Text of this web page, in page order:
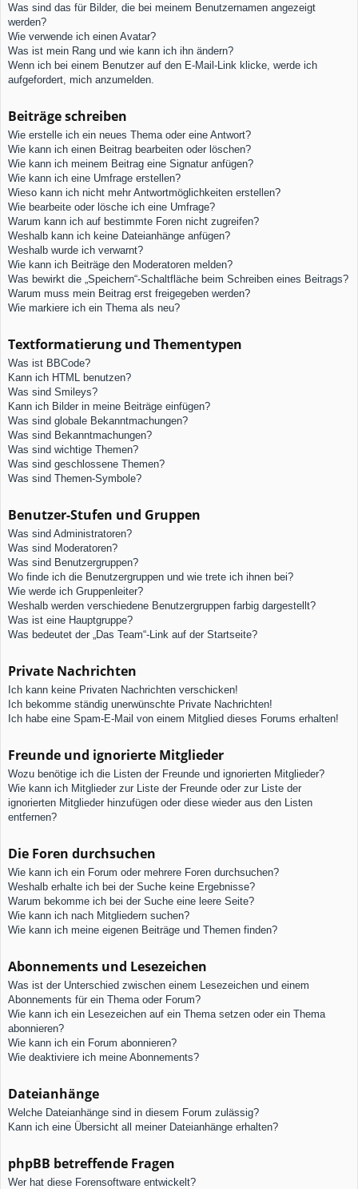
Was sind das für Bilder, die bei meinem Benutzernamen angezeigt
werden?
Wie verwende ich einen Avatar?
Was ist mein Rang und wie kann ich ihn ändern?
Wenn ich bei einem Benutzer auf den E-Mail-Link klicke, werde ich
aufgefordert, mich anzumelden.
Beiträge schreiben
Wie erstelle ich ein neues Thema oder eine Antwort?
Wie kann ich einen Beitrag bearbeiten oder löschen?
Wie kann ich meinem Beitrag eine Signatur anfügen?
Wie kann ich eine Umfrage erstellen?
Wieso kann ich nicht mehr Antwortmöglichkeiten erstellen?
Wie bearbeite oder lösche ich eine Umfrage?
Warum kann ich auf bestimmte Foren nicht zugreifen?
Weshalb kann ich keine Dateianhänge anfügen?
Weshalb wurde ich verwarnt?
Wie kann ich Beiträge den Moderatoren melden?
Was bewirkt die „Speichern“-Schaltfläche beim Schreiben eines Beitrags?
Warum muss mein Beitrag erst freigegeben werden?
Wie markiere ich ein Thema als neu?
Textformatierung und Thementypen
Was ist BBCode?
Kann ich HTML benutzen?
Was sind Smileys?
Kann ich Bilder in meine Beiträge einfügen?
Was sind globale Bekanntmachungen?
Was sind Bekanntmachungen?
Was sind wichtige Themen?
Was sind geschlossene Themen?
Was sind Themen-Symbole?
Benutzer-Stufen und Gruppen
Was sind Administratoren?
Was sind Moderatoren?
Was sind Benutzergruppen?
Wo finde ich die Benutzergruppen und wie trete ich ihnen bei?
Wie werde ich Gruppenleiter?
Weshalb werden verschiedene Benutzergruppen farbig dargestellt?
Was ist eine Hauptgruppe?
Was bedeutet der „Das Team“-Link auf der Startseite?
Private Nachrichten
Ich kann keine Privaten Nachrichten verschicken!
Ich bekomme ständig unerwünschte Private Nachrichten!
Ich habe eine Spam-E-Mail von einem Mitglied dieses Forums erhalten!
Freunde und ignorierte Mitglieder
Wozu benötige ich die Listen der Freunde und ignorierten Mitglieder?
Wie kann ich Mitglieder zur Liste der Freunde oder zur Liste der
ignorierten Mitglieder hinzufügen oder diese wieder aus den Listen
entfernen?
Die Foren durchsuchen
Wie kann ich ein Forum oder mehrere Foren durchsuchen?
Weshalb erhalte ich bei der Suche keine Ergebnisse?
Warum bekomme ich bei der Suche eine leere Seite?
Wie kann ich nach Mitgliedern suchen?
Wie kann ich meine eigenen Beiträge und Themen finden?
Abonnements und Lesezeichen
Was ist der Unterschied zwischen einem Lesezeichen und einem
Abonnements für ein Thema oder Forum?
Wie kann ich ein Lesezeichen auf ein Thema setzen oder ein Thema
abonnieren?
Wie kann ich ein Forum abonnieren?
Wie deaktiviere ich meine Abonnements?
Dateianhänge
Welche Dateianhänge sind in diesem Forum zulässig?
Kann ich eine Übersicht all meiner Dateianhänge erhalten?
phpBB betreffende Fragen
Wer hat diese Forensoftware entwickelt?